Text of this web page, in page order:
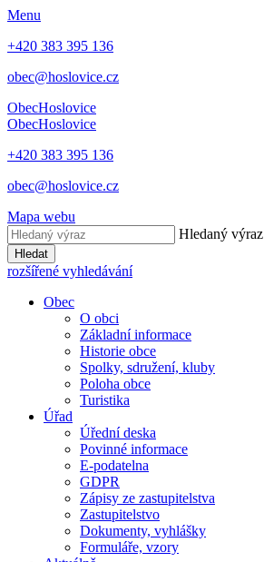
Menu
+420 383 395 136
obec@hoslovice.cz
ObecHoslovice
ObecHoslovice
+420 383 395 136
obec@hoslovice.cz
Mapa webu
Hledaný výraz
Hledat
rozšířené vyhledávání
Obec
O obci
Základní informace
Historie obce
Spolky, sdružení, kluby
Poloha obce
Turistika
Úřad
Úřední deska
Povinné informace
E-podatelna
GDPR
Zápisy ze zastupitelstva
Zastupitelstvo
Dokumenty, vyhlášky
Formuláře, vzory